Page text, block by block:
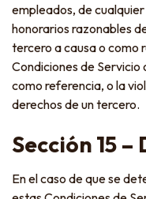
empleados, de
honorarios razonables
tercero a causa o como
Condiciones de
como referencia, o la
derechos de un tercero.
Sección 15
En el caso de que se